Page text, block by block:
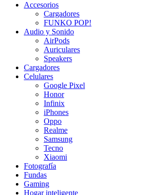
Accesorios
Cargadores
FUNKO POP!
Audio y Sonido
AirPods
Auriculares
Speakers
Cargadores
Celulares
Google Pixel
Honor
Infinix
iPhones
Oppo
Realme
Samsung
Tecno
Xiaomi
Fotografía
Fundas
Gaming
Hogar inteligente